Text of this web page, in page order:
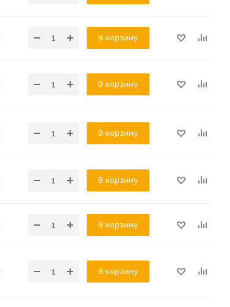
В корзину
В корзину
В корзину
В корзину
В корзину
В корзину